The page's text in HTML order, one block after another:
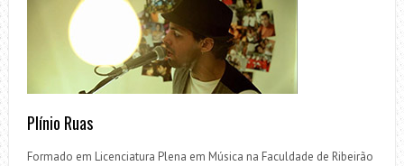
Plínio Ruas
Formado em Licenciatura Plena em Música na Faculdade de Ribeirão